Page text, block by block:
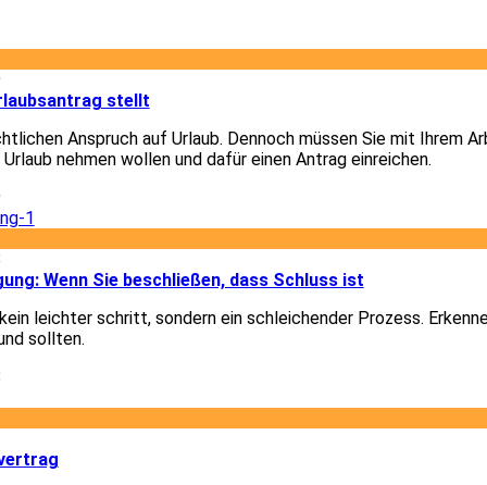
stellt
Anspruch auf Urlaub. Dennoch müssen Sie mit Ihrem
nehmen wollen und dafür einen Antrag einreichen.
Wenn Sie beschließen, dass Schluss ist
leichter schritt, sondern ein schleichender Prozess.
sollten.